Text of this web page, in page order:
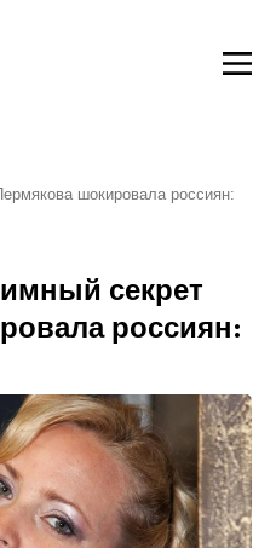
шокировала россиян:
секрет
россиян: